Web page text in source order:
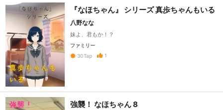
『なほちゃん』 シリーズ 真歩ちゃんもいる
八野なな
妹よ、君もか！？
ファミリー
30Tap 1
強襲！ なほちゃん 8